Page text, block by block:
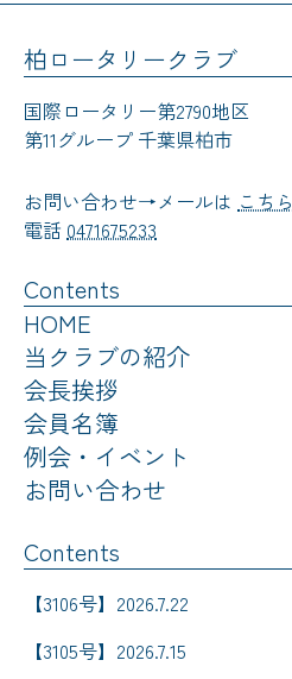
柏ロータリークラブ
国際ロータリー第2790地区
第11グループ 千葉県柏市
お問い合わせ→メールは こちら
電話 0471675233
Contents
HOME
当クラブの紹介
会長挨拶
会員名簿
例会・イベント
お問い合わせ
Contents
【3106号】2026.7.22
【3105号】2026.7.15